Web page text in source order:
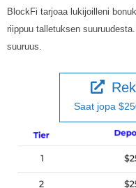
BlockFi tarjoaa lukijoilleni
riippuu talletuksen
suuruus.
Saat jopa